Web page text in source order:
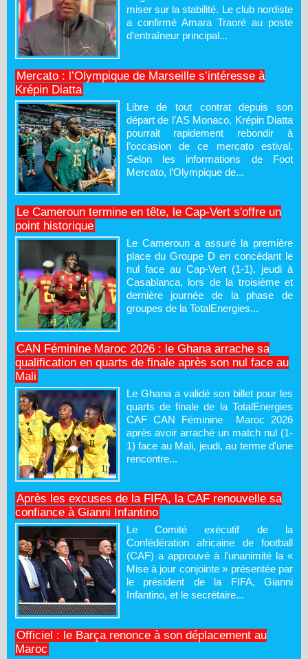
miser sur la stabilité. Le club nordiste
a confirmé Amara Traoré au poste
d’entraîneur principal...
Mercato : l’Olympique de Marseille s’intéresse à
Krépin Diatta
Libre de tout contrat depuis son
départ de l’AS Monaco, Krépin Diatta
pourrait rapidement rebondir à
l’occasion de ce mercato estival.
Selon les informations de Foot
Mercato, l’Olympique de...
Le Cameroun termine en tête, le Cap-Vert s'offre un
point historique
Le Cameroun a assuré la première
place du Groupe D en concédant le
nul face au Cap-Vert (1-1), jeudi à
Casablanca, lors de la troisième et
dernière journée de la phase de
groupes de la TotalEnergies...
CAN Féminine Maroc 2026 : le Ghana arrache sa
qualification en quarts de finale après son nul face au
Mali
Le Ghana a validé son billet pour les
quarts de finale de la TotalEnergies
CAF CAN Féminine Maroc 2026
après avoir arraché un match nul (1-
1) face au Mali, jeudi, au terme d'une
rencontre...
Après les excuses de la FIFA, la CAF renouvelle sa
confiance à Gianni Infantino
Le Comité exécutif de la
Confédération africaine de football
(CAF) a approuvé à l'unanimité la «
Mise à jour conjointe » présentée par
le président de la FIFA, Gianni
Infantino, et le secrétaire...
Officiel : le Barça renonce à son déplacement au
Maroc